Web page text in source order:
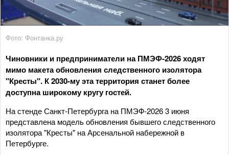
Фото: Фонтанка.ру
Чиновники и предприниматели на ПМЭФ-2026 ходят
мимо макета обновления следственного изолятора
"Кресты". К 2030-му эта территория станет более
доступна широкому кругу гостей.
На стенде Санкт-Петербурга на ПМЭФ-2026 3 июня
представлена модель обновления бывшего следственного
изолятора "Кресты" на Арсенальной набережной в
Петербурге.